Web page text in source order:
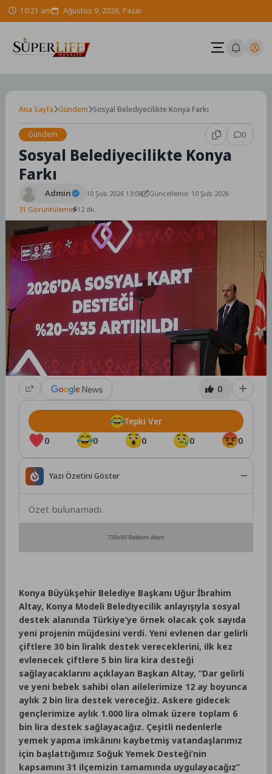
Skip 10:21 am Ağustos 9, 2026, Pazar
Ana Sayfa Gündem Sosyal Belediyecilikte Konya Farkı
Gündem 0
Sosyal Belediyecilikte Konya
Farkı
Admin 10 Şub 2026 13:08
Güncelleme: 10 Şub 2026
31 Görüntüleme 12 dk.
0
0 0 0 0 0
Tepki Ver
Yazı Özetini Göster
Özet bulunamadı.
Konya Büyükşehir Belediye Başkanı Uğur İbrahim
Altay, Konya Modeli Belediyecilik anlayışıyla sosyal
destek alanında Türkiye’ye örnek olacak çok sayıda
yeni projenin müjdesini verdi. Yeni evlenen dar gelirli
çiftlere 30 bin liralık destek vereceklerini, ilk kez
evlenecek çiftlere 5 bin lira kira desteği
sağlayacaklarını açıklayan Başkan Altay, “Dar gelirli
ve yeni bebek sahibi olan ailelerimize 12 ay boyunca
aylık 2 bin lira destek vereceğiz. Askere gidecek
gençlerimize aylık 1.000 lira olmak üzere toplam 6
bin lira destek sağlayacağız. Çeşitli nedenlerle
yemek yapma imkânını kaybetmiş vatandaşlarımız
için başlattığımız Soğuk Yemek Desteği’nin
kapsamını 31 ilçemizin tamamında uygulayacağız”